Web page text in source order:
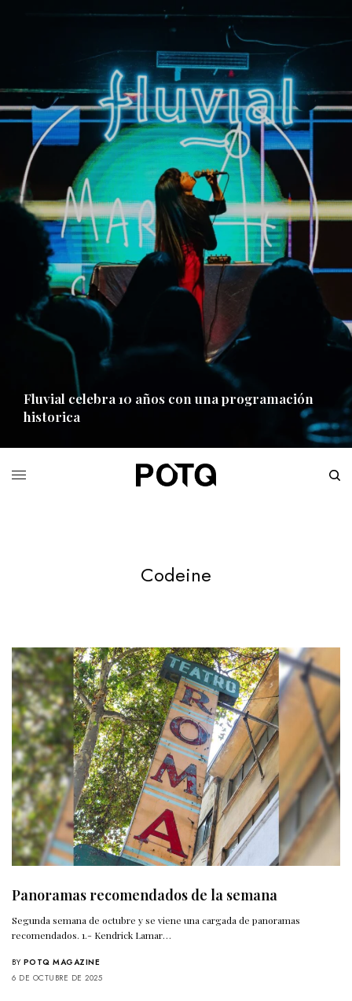
Fluvial celebra 10 años con una programación
historica
Codeine
Panoramas recomendados de la semana
Segunda semana de octubre y se viene una cargada de panoramas
recomendados. 1.- Kendrick Lamar…
BY POTQ MAGAZINE
6 DE OCTUBRE DE 2025